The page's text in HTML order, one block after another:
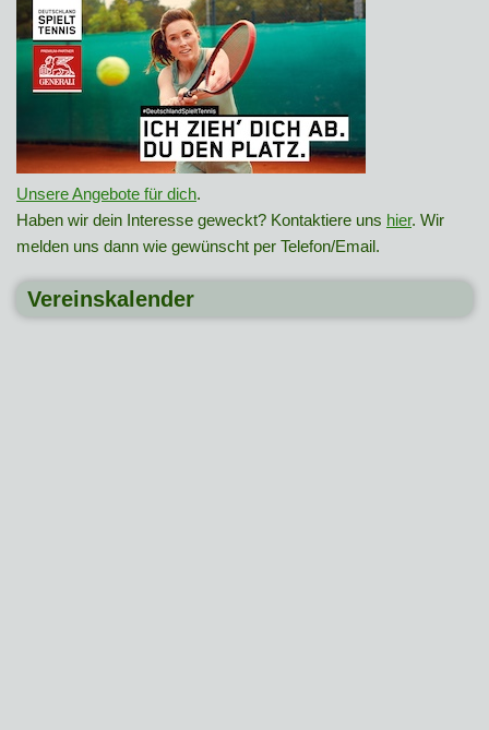
Unsere Angebote für dich.
Haben wir dein Interesse geweckt? Kontaktiere uns hier. Wir
melden uns dann wie gewünscht per Telefon/Email.
Vereinskalender